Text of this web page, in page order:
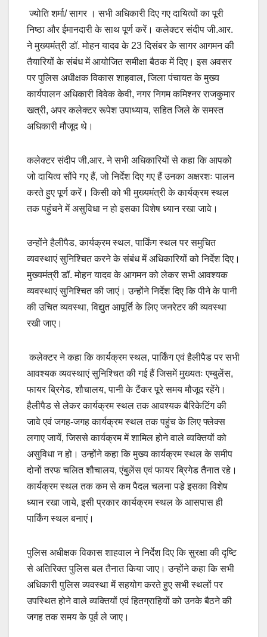
ज्योति शर्मा/ सागर । सभी अधिकारी दिए गए दायित्वों का पूरी
निष्ठा और ईमानदारी के साथ पूर्ण करें। कलेक्टर संदीप जी.आर.
ने मुख्यमंत्री डॉ. मोहन यादव के 23 दिसंबर के सागर आगमन की
तैयारियों के संबंध में आयोजित समीक्षा बैठक में दिए। इस अवसर
पर पुलिस अधीक्षक विकास शाहवाल, जिला पंचायत के मुख्य
कार्यपालन अधिकारी विवेक केवी, नगर निगम कमिश्नर राजकुमार
खत्री, अपर कलेक्टर रूपेश उपाध्याय, सहित जिले के समस्त
अधिकारी मौजूद थे।
कलेक्टर संदीप जी.आर. ने सभी अधिकारियों से कहा कि आपको
जो दायित्व सौंपे गए हैं, जो निर्देश दिए गए हैं उनका अक्षरशः पालन
करते हुए पूर्ण करें। किसी को भी मुख्यमंत्री के कार्यक्रम स्थल
तक पहुंचने में असुविधा न हो इसका विशेष ध्यान रखा जावे।
उन्होंने हैलीपैड, कार्यक्रम स्थल, पार्किंग स्थल पर समुचित
व्यवस्थाएं सुनिश्चित करने के संबंध में अधिकारियों को निर्देश दिए।
मुख्यमंत्री डॉ. मोहन यादव के आगमन को लेकर सभी आवश्यक
व्यवस्थाएं सुनिश्चित की जाएं। उन्होंने निर्देश दिए कि पीने के पानी
की उचित व्यवस्था, विद्युत आपूर्ति के लिए जनरेटर की व्यवस्था
रखी जाए।
कलेक्टर ने कहा कि कार्यक्रम स्थल, पार्किंग एवं हैलीपैड पर सभी
आवश्यक व्यवस्थाएं सुनिश्चित की गई हैं जिसमें मुख्यतः एम्बुलेंस,
फायर ब्रिगेड, शौचालय, पानी के टैंकर पूरे समय मौजूद रहेंगे।
हैलीपैड से लेकर कार्यक्रम स्थल तक आवश्यक बैरिकेटिंग की
जावे एवं जगह-जगह कार्यक्रम स्थल तक पहुंच के लिए फ्लेक्स
लगाए जायें, जिससे कार्यक्रम में शामिल होने वाले व्यक्तियों को
असुविधा न हो। उन्होंने कहा कि मुख्य कार्यक्रम स्थल के समीप
दोनों तरफ चलित शौचालय, एंबुलेंस एवं फायर ब्रिगेड तैनात रहे।
कार्यक्रम स्थल तक कम से कम पैदल चलना पडे़ इसका विशेष
ध्यान रखा जाये, इसी प्रकार कार्यक्रम स्थल के आसपास ही
पार्किंग स्थल बनाएं।
पुलिस अधीक्षक विकास शाहवाल ने निर्देश दिए कि सुरक्षा की दृष्टि
से अतिरिक्त पुलिस बल तैनात किया जाए। उन्होंने कहा कि सभी
अधिकारी पुलिस व्यवस्था में सहयोग करते हुए सभी स्थलों पर
उपस्थित होने वाले व्यक्तियों एवं हितग्राहियों को उनके बैठने की
जगह तक समय के पूर्व ले जाए।